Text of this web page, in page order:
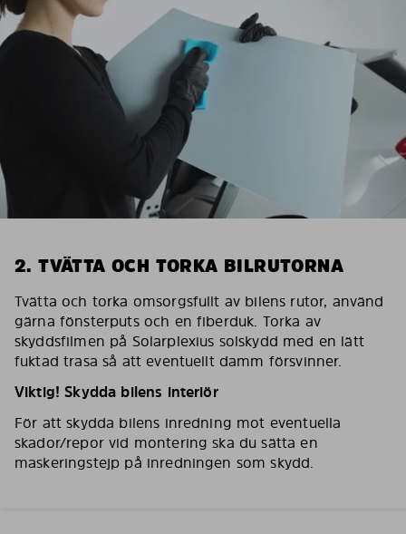
2. TVÄTTA OCH TORKA BILRUTORNA
Tvätta och torka omsorgsfullt av bilens rutor, använd
gärna fönsterputs och en fiberduk. Torka av
skyddsfilmen på Solarplexius solskydd med en lätt
fuktad trasa så att eventuellt damm försvinner.
Viktig! Skydda bilens interiör
För att skydda bilens inredning mot eventuella
skador/repor vid montering ska du sätta en
maskeringstejp på inredningen som skydd.